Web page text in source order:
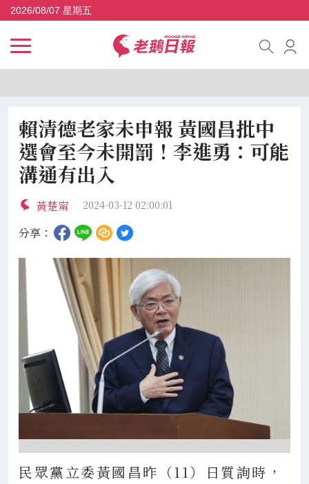
2026/08/07 星期五
賴清德老家未申報 黃國昌批中
選會至今未開罰！李進勇：可能
溝通有出入
黃楚甯 2024-03-12 02:00:01
分享：
民眾黨立委黃國昌昨（11）日質詢時，